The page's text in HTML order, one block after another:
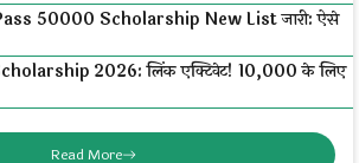
50000 Scholarship New List जारी: ऐसे
2026: लिंक एक्टिवेट! ₹10,000 के लिए
Read More